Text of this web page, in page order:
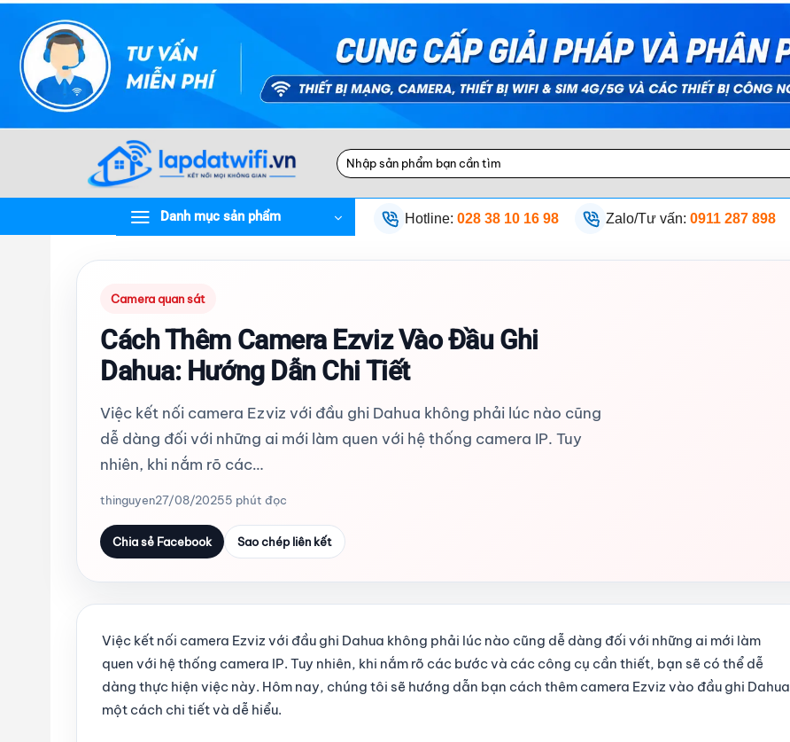
dung
Tìm
kiếm:
Danh mục sản phẩm Hotline: 028 38 10 16 98 Zalo/Tư vấn: 0911 287 898
Camera quan sát
Cách Thêm Camera Ezviz Vào Đầu Ghi
Dahua: Hướng Dẫn Chi Tiết
Việc kết nối camera Ezviz với đầu ghi Dahua không phải lúc nào cũng
dễ dàng đối với những ai mới làm quen với hệ thống camera IP. Tuy
nhiên, khi nắm rõ các…
thinguyen27/08/20255 phút đọc
Chia sẻ Facebook Sao chép liên kết
Việc kết nối camera Ezviz với đầu ghi Dahua không phải lúc nào cũng dễ dàng đối với những ai mới làm
quen với hệ thống camera IP. Tuy nhiên, khi nắm rõ các bước và các công cụ cần thiết, bạn sẽ có thể dễ
dàng thực hiện việc này. Hôm nay, chúng tôi sẽ hướng dẫn bạn cách thêm camera Ezviz vào đầu ghi Dahua
một cách chi tiết và dễ hiểu.